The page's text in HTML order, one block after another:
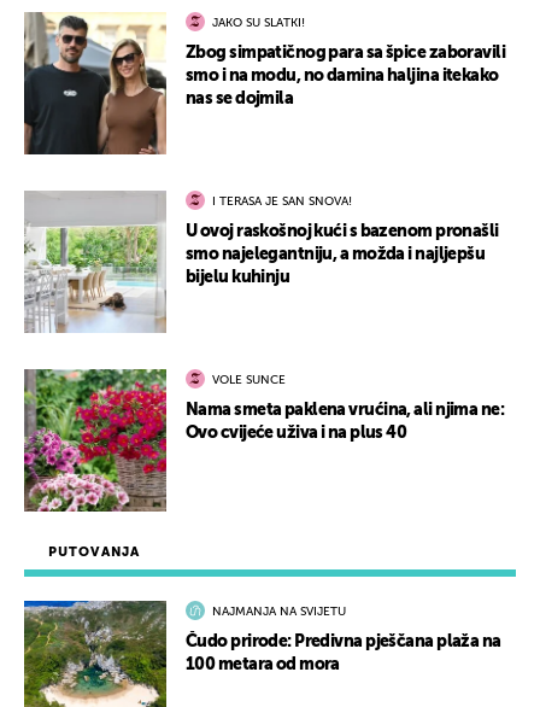
PUTOVANJA
NAJMANJA NA SVIJETU
Čudo prirode: Predivna pješčana plaža na
100 metara od mora
JAKO SU SLATKI!
Zbog simpatičnog para sa špice zaboravili
smo i na modu, no damina haljina itekako
nas se dojmila
I TERASA JE SAN SNOVA!
U ovoj raskošnoj kući s bazenom pronašli
smo najelegantniju, a možda i najljepšu
bijelu kuhinju
VOLE SUNCE
Nama smeta paklena vrućina, ali njima ne:
Ovo cvijeće uživa i na plus 40